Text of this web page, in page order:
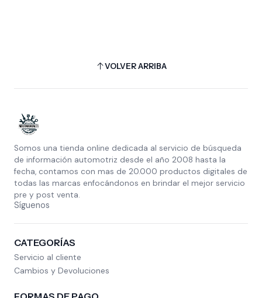
VOLVER ARRIBA
Somos una tienda online dedicada al servicio de búsqueda
de información automotriz desde el año 2008 hasta la
fecha, contamos con mas de 20.000 productos digitales de
todas las marcas enfocándonos en brindar el mejor servicio
pre y post venta.
Síguenos
CATEGORÍAS
Servicio al cliente
Cambios y Devoluciones